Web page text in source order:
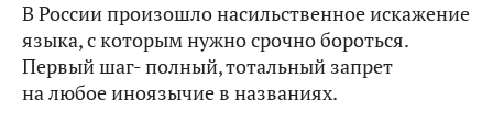
В России произошло насильственное искажение
языка, с которым нужно срочно бороться.
Первый шаг- полный, тотальный запрет
на любое иноязычие в названиях.